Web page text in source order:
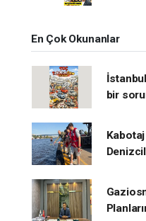
En Çok Okunanlar
bir